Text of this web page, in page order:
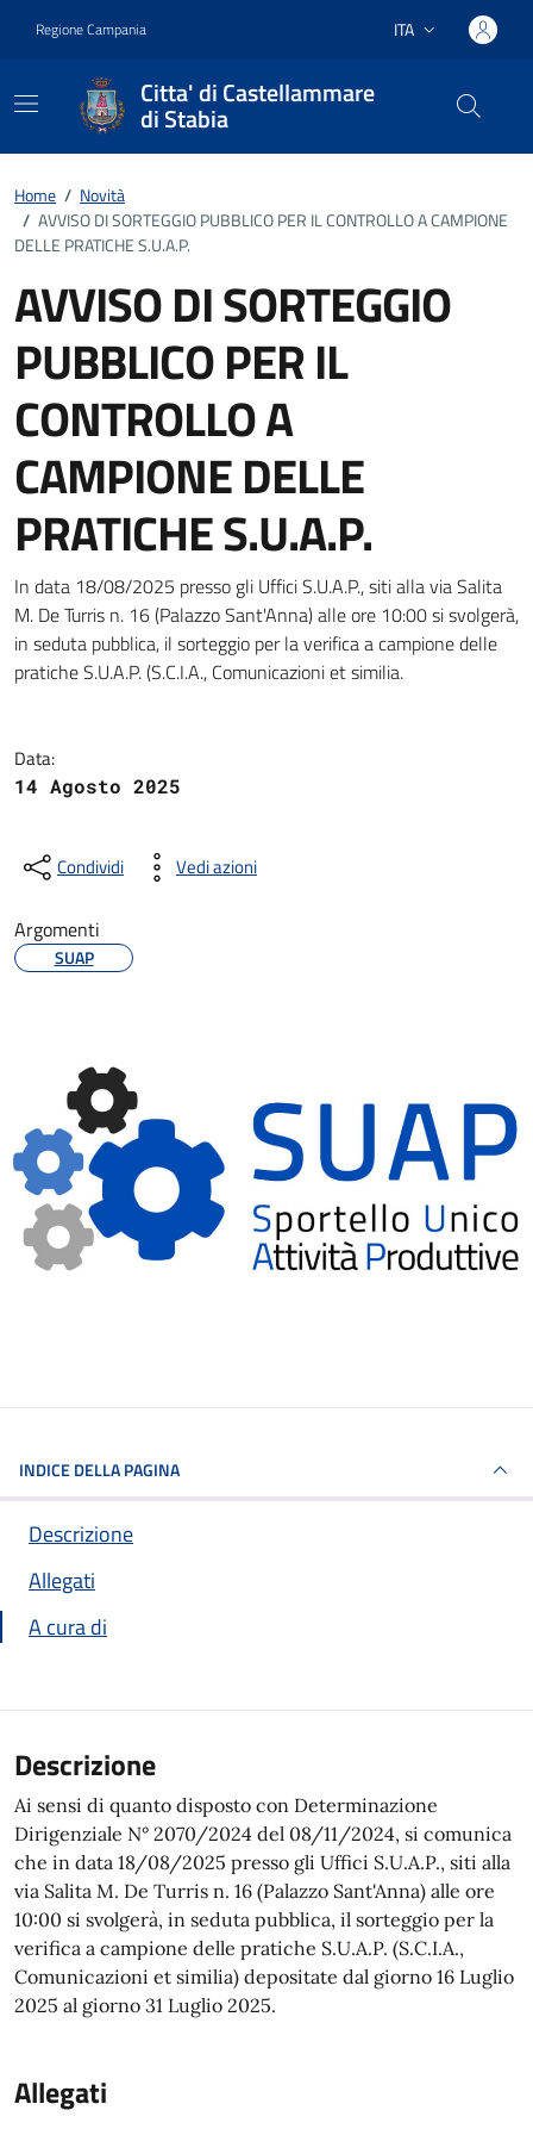
Regione Campania Lingua attiva:
ITA
Citta' di Castellammare
di Stabia
Home / Novità
/ AVVISO DI SORTEGGIO PUBBLICO PER IL CONTROLLO A CAMPIONE
DELLE PRATICHE S.U.A.P.
AVVISO DI SORTEGGIO
PUBBLICO PER IL
CONTROLLO A
CAMPIONE DELLE
PRATICHE S.U.A.P.
Dettagli della notizia
In data 18/08/2025 presso gli Uffici S.U.A.P., siti alla via Salita
M. De Turris n. 16 (Palazzo Sant'Anna) alle ore 10:00 si svolgerà,
in seduta pubblica, il sorteggio per la verifica a campione delle
pratiche S.U.A.P. (S.C.I.A., Comunicazioni et similia.
Data:
14 Agosto 2025
Condividi Vedi azioni
Argomenti
SUAP
INDICE DELLA PAGINA
Descrizione
Allegati
A cura di
Descrizione
Ai sensi di quanto disposto con Determinazione
Dirigenziale N° 2070/2024 del 08/11/2024, si comunica
che in data 18/08/2025 presso gli Uffici S.U.A.P., siti alla
via Salita M. De Turris n. 16 (Palazzo Sant'Anna) alle ore
10:00 si svolgerà, in seduta pubblica, il sorteggio per la
verifica a campione delle pratiche S.U.A.P. (S.C.I.A.,
Comunicazioni et similia) depositate dal giorno 16 Luglio
2025 al giorno 31 Luglio 2025.
Allegati